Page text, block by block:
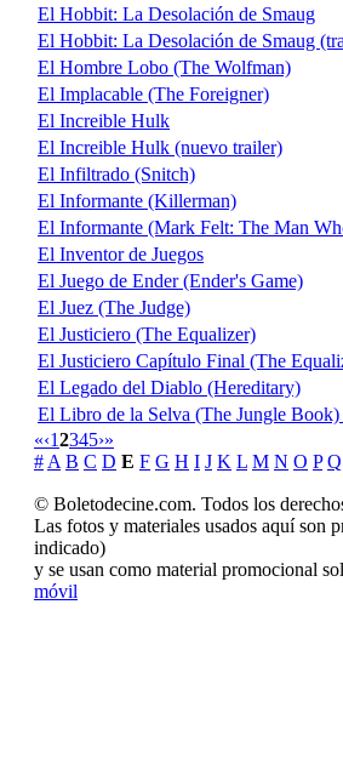
El Hobbit: La Desolación de Smaug
El Hobbit: La Desolación de Smaug
El Hombre Lobo (The Wolfman)
El Implacable (The Foreigner)
El Increible Hulk
El Increible Hulk (nuevo trailer)
El Infiltrado (Snitch)
El Informante (Killerman)
El Informante (Mark Felt: The Man
El Inventor de Juegos
El Juego de Ender (Ender's Game)
El Juez (The Judge)
El Justiciero (The Equalizer)
El Justiciero Capítulo Final (The
El Legado del Diablo (Hereditary)
El Libro de la Selva (The Jungle Book)
«‹12345›»
#A B C D E F G H I J K L M N O P Q
© Boletodecine.com. Todos los
Las fotos y materiales usados aquí son
indicado)
y se usan como material promocional
móvil